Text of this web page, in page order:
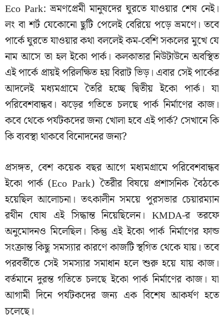
Eco Park: ভ্রমণপ্রেমী মানুষদের ঘুরতে যাওয়ার শেষ নেই।
লং বা শর্ট যেকোনো ছুটি পেলেই বেরিয়ে পড়ে ভ্রমণে। তবে
পার্কে ঘুরতে যাওয়ার কথা বললেই কম-বেশি সকলের মুখে যে
নাম আসে তা হল ইকো পার্ক। কলকাতার নিউটাউনে অবস্থিত
এই পার্কে প্রায়ই পরিলক্ষিত হয় বিরাট ভিড়। এবার সেই পার্কের
আদলেই মধ্যমগ্রামে তৈরি হচ্ছে দ্বিতীয় ইকো পার্ক। যা
পরিবেশবান্ধব। ঝড়ের গতিতে চলছে পার্ক নির্মাণের কাজ।
কবে থেকে পর্যটকদের জন্য খোলা হবে এই পার্ক? সেখানে কি
কি ব্যবস্থা থাকবে বিনোদনের জন্য?
প্রসঙ্গত, বেশ কয়েক বছর আগে মধ্যমগ্রামে পরিবেশবান্ধব
ইকো পার্ক (Eco Park) তৈরীর বিষয়ে প্রশাসনিক বৈঠকে
হয়েছিল আলোচনা। তৎকালীন সময়ে পুরসভার চেয়ারম্যান
রথীন ঘোষ এই সিদ্ধান্ত নিয়েছিলেন। KMDA-র তরফে
অনুমোদনও মিলেছিল। কিন্তু এই ইকো পার্ক নির্মাণের ফান্ড
সংক্রান্ত কিছু সমস্যার কারণে কাজটি স্থগিত থেকে যায়। তবে
পরবর্তীতে সেই সমস্যার সমাধান হলে শুরু হয়ে যায় কাজ।
বর্তমানে দুরন্ত গতিতে চলছে ইকো পার্ক নির্মাণের কাজ। যা
আগামী দিনে পর্যটকদের জন্য এক বিশেষ আকর্ষণ হতে
চলেছে।